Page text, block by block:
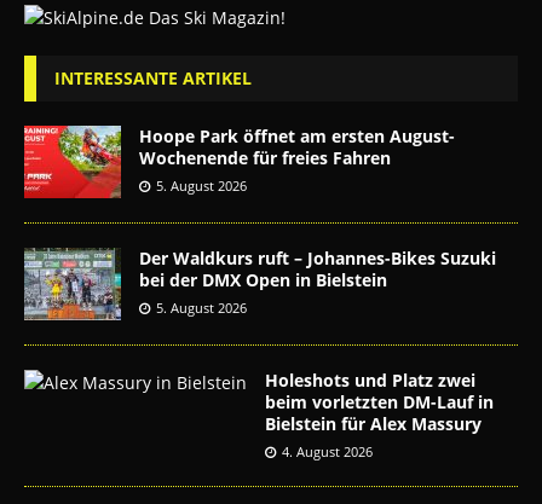
INTERESSANTE ARTIKEL
Hoope Park öffnet am ersten August-
Wochenende für freies Fahren
5. August 2026
Der Waldkurs ruft – Johannes-Bikes Suzuki
bei der DMX Open in Bielstein
5. August 2026
Holeshots und Platz zwei
beim vorletzten DM-Lauf in
Bielstein für Alex Massury
4. August 2026